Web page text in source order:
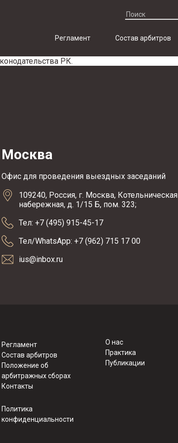
Регламент Состав арбитров
РК.
Москва
Офис для проведения выездных заседаний
109240, Россия, г. Москва, Котельническая
набережная, д. 1/15 Б, пом. 323;
Тел: +7 (495) 915-45-17
Тел/WhatsApp: +7 (962) 715 17 00
ius@inbox.ru
Регламент
Состав арбитров
Положение об
арбитражных сборах
Контакты
Политика
конфиденциальности
О нас
Практика
Публикации